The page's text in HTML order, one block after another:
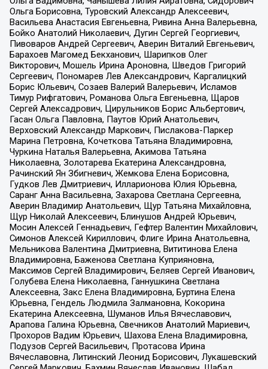
Ольга Борисовна, Туровский Александр Алексеевич,
Васильева Анастасия Евгеньевна, Ривина Анна Валерьевна,
Бойко Анатолий Николаевич, Дугин Сергей Георгиевич,
Пивоваров Андрей Сергеевич, Аверин Виталий Евгеньевич,
Барахоев Магомед Бекханович, Шарипков Олег
Викторович, Мошель Ирина Ароновна, Шведов Григорий
Сергеевич, Пономарев Лев Александрович, Каргалицкий
Борис Юльевич, Созаев Валерий Валерьевич, Исламов
Тимур Рифгатович, Романова Ольга Евгеньевна, Щаров
Сергей Алексадрович, Цирульников Борис Альбертович,
Гасан Ольга Павловна, Паутов Юрий Анатольевич,
Верховский Александр Маркович, Пислакова-Паркер
Марина Петровна, Кочеткова Татьяна Владимировна,
Чуркина Наталья Валерьевна, Акимова Татьяна
Николаевна, Золотарева Екатерина Александровна,
Рачинский Ян Збигневич, Жемкова Елена Борисовна,
Гудков Лев Дмитриевич, Илларионова Юлия Юрьевна,
Саранг Анна Васильевна, Захарова Светлана Сергеевна,
Аверин Владимир Анатольевич, Щур Татьяна Михайловна,
Щур Николай Алексеевич, Блинушов Андрей Юрьевич,
Мосин Алексей Геннадьевич, Гефтер Валентин Михайлович,
Симонов Алексей Кириллович, Флиге Ирина Анатольевна,
Мельникова Валентина Дмитриевна, Вититинова Елена
Владимировна, Баженова Светлана Куприяновна,
Максимов Сергей Владимирович, Беляев Сергей Иванович,
Голубева Елена Николаевна, Ганнушкина Светлана
Алексеевна, Закс Елена Владимировна, Буртина Елена
Юрьевна, Гендель Людмила Залмановна, Кокорина
Екатерина Алексеевна, Шуманов Илья Вячеславович,
Арапова Галина Юрьевна, Свечников Анатолий Мариевич,
Прохоров Вадим Юрьевич, Шахова Елена Владимировна,
Подузов Сергей Васильевич, Протасова Ирина
Вячеславовна, Литинский Леонид Борисович, Лукашевский